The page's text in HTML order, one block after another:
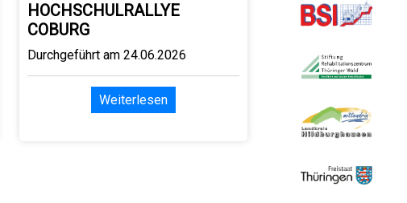
HOCHSCHULRALLYE
COBURG
Durchgeführt am 24.06.2026
Weiterlesen